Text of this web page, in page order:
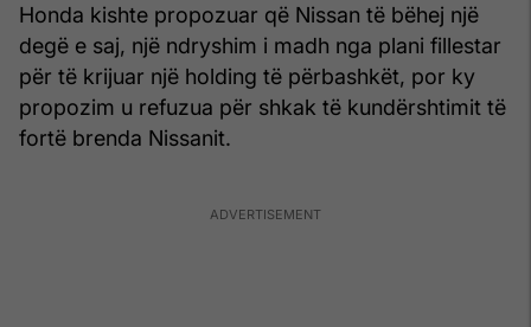
Honda kishte propozuar që Nissan të bëhej një
degë e saj, një ndryshim i madh nga plani fillestar
për të krijuar një holding të përbashkët, por ky
propozim u refuzua për shkak të kundërshtimit të
fortë brenda Nissanit.